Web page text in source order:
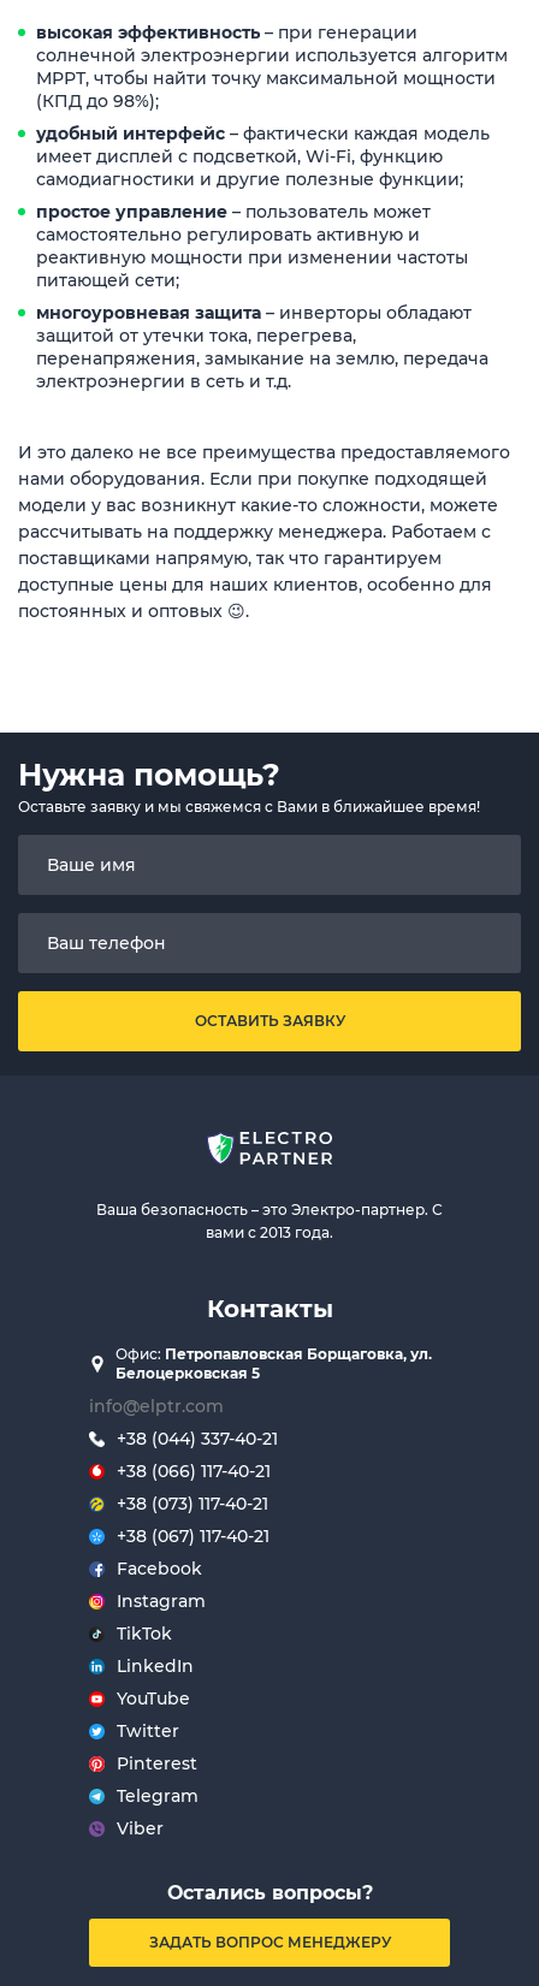
высокая эффективность – при генерации
солнечной электроэнергии используется алгоритм
МРРТ, чтобы найти точку максимальной мощности
(КПД до 98%);
удобный интерфейс – фактически каждая модель
имеет дисплей с подсветкой, Wi-Fi, функцию
самодиагностики и другие полезные функции;
простое управление – пользователь может
самостоятельно регулировать активную и
реактивную мощности при изменении частоты
питающей сети;
многоуровневая защита – инверторы обладают
защитой от утечки тока, перегрева,
перенапряжения, замыкание на землю, передача
электроэнергии в сеть и т.д.
И это далеко не все преимущества предоставляемого
нами оборудования. Если при покупке подходящей
модели у вас возникнут какие-то сложности, можете
рассчитывать на поддержку менеджера. Работаем с
поставщиками напрямую, так что гарантируем
доступные цены для наших клиентов, особенно для
постоянных и оптовых 😉.
Нужна помощь?
Оставьте заявку и мы свяжемся с Вами в ближайшее время!
ОСТАВИТЬ ЗАЯВКУ
Ваша безопасность – это Электро-партнер. С
вами с 2013 года.
Контакты
Офис: Петропавловская Борщаговка, ул.
Белоцерковская 5
info@elptr.com
+38 (044) 337-40-21
+38 (066) 117-40-21
+38 (073) 117-40-21
+38 (067) 117-40-21
Facebook
Instagram
TikTok
LinkedIn
YouTube
Twitter
Pinterest
Telegram
Viber
Остались вопросы?
ЗАДАТЬ ВОПРОС МЕНЕДЖЕРУ